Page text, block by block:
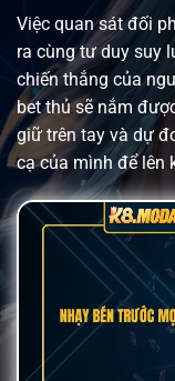
Việc quan sát đối
ra cùng tư duy suy
chiến thắng của
bet thủ sẽ nắm
giữ trên tay và dự
cạ của mình để lên